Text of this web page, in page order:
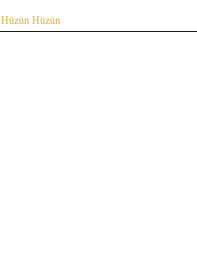
Hüzün Hüzün